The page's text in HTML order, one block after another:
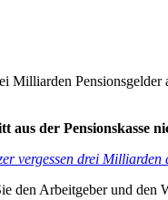
Milliarden
der Pensionskasse
vergessen drei Milliarden
den Arbeitgeber und